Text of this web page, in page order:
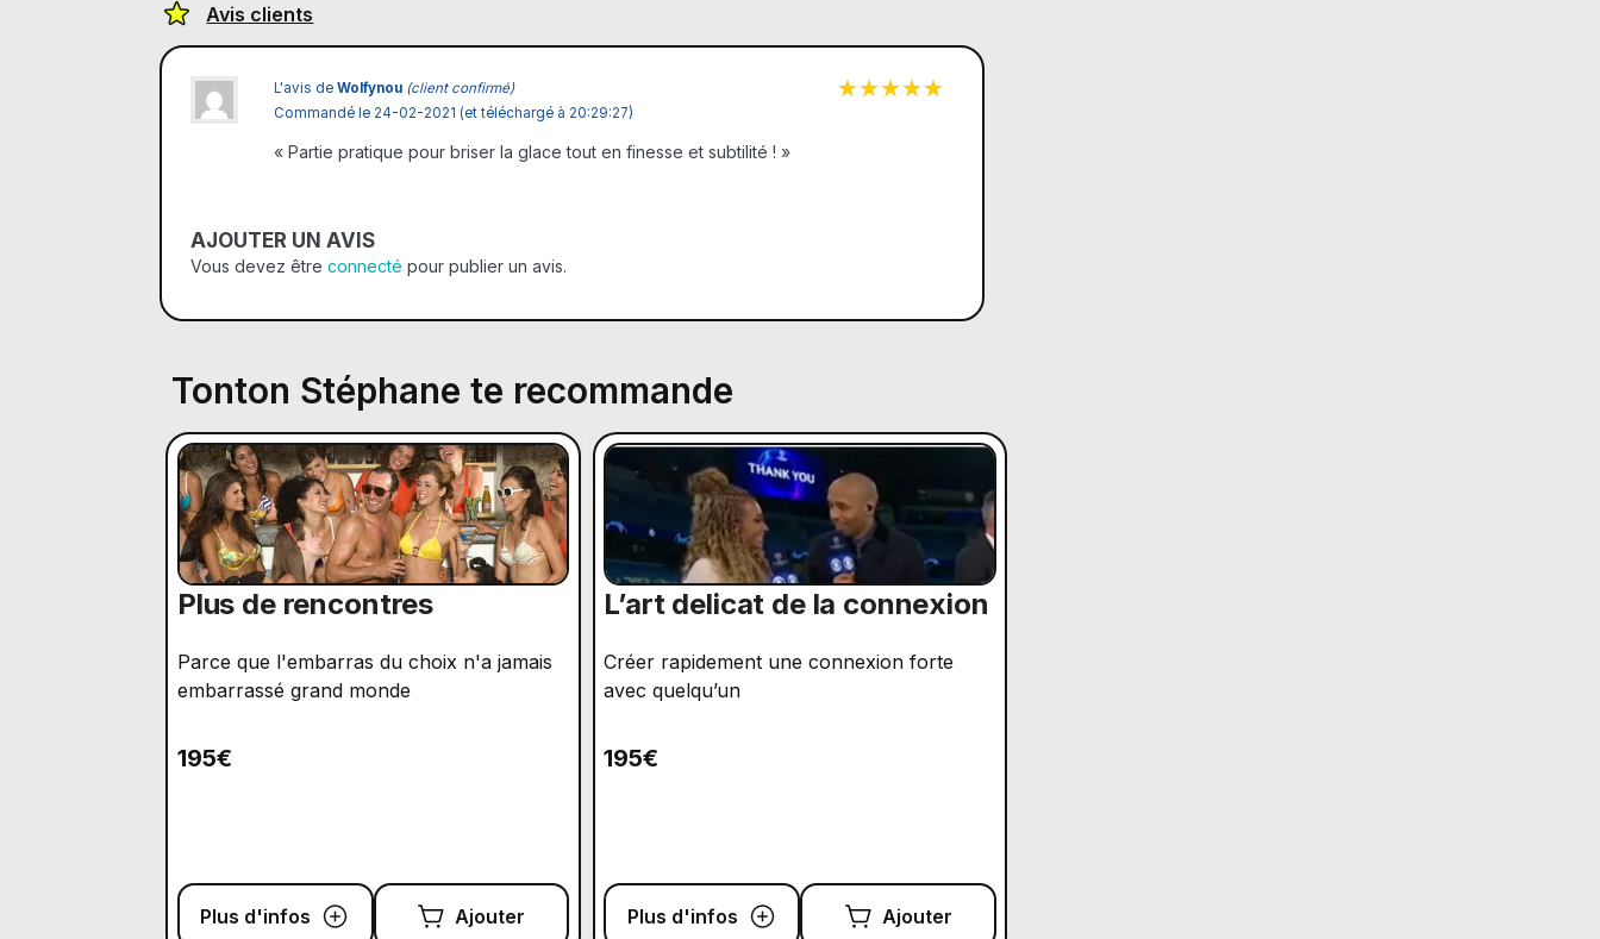
Avis clients
L'avis de Wolfynou (client confirmé)
Commandé le 24-02-2021 (et téléchargé à 20:29:27)
« Partie pratique pour briser la glace tout en finesse et subtilité ! »
AJOUTER UN AVIS
Vous devez être connecté pour publier un avis.
Tonton Stéphane te recommande
Plus de rencontres
Parce que l'embarras du choix n'a jamais
embarrassé grand monde
195€
Plus d'infos Ajouter
L’art delicat de la connexion
Créer rapidement une connexion forte
avec quelqu’un
195€
Plus d'infos Ajouter